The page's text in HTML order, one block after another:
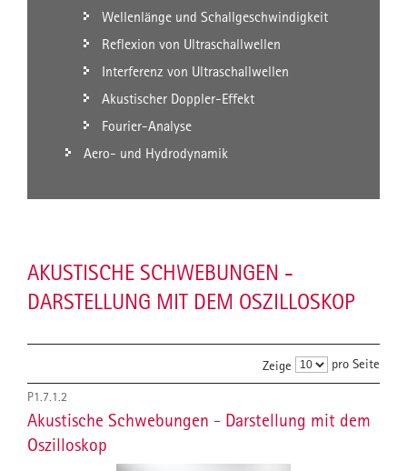
Wellenlänge und Schallgeschwindigkeit
Reflexion von Ultraschallwellen
Interferenz von Ultraschallwellen
Akustischer Doppler-Effekt
Fourier-Analyse
Aero- und Hydrodynamik
AKUSTISCHE SCHWEBUNGEN -
DARSTELLUNG MIT DEM OSZILLOSKOP
Zeige pro Seite
P1.7.1.2
Akustische Schwebungen - Darstellung mit dem
Oszilloskop